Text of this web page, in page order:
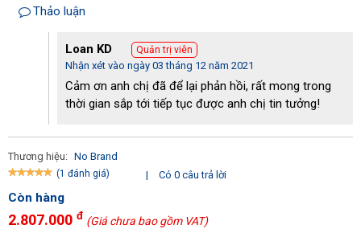
Bình sở hữu công suất làm việc vượt trội, gấp nhiều lần so
Chỉ cần 1 lần pha dung dịch là đã đủ để bạn có thể sử
dụng cho cả ngày. Nếu bọt tuyết còn thừa thì hôm sau vẫn
có thể sử dụng được, đảm bảo không gây lãng phí.
Thảo luận
Loan KD Quản trị viên
Nhận xét vào ngày 03 tháng 12 năm 2021
Cảm ơn anh chị đã để lại phản hồi, rất mong trong
thời gian sắp tới tiếp tục được anh chị tin tưởng!
Thương hiệu: No Brand
(1 đánh giá) | Có 0 câu trả lời
Còn hàng
2.807.000 đ (Giá chưa bao gồm VAT)